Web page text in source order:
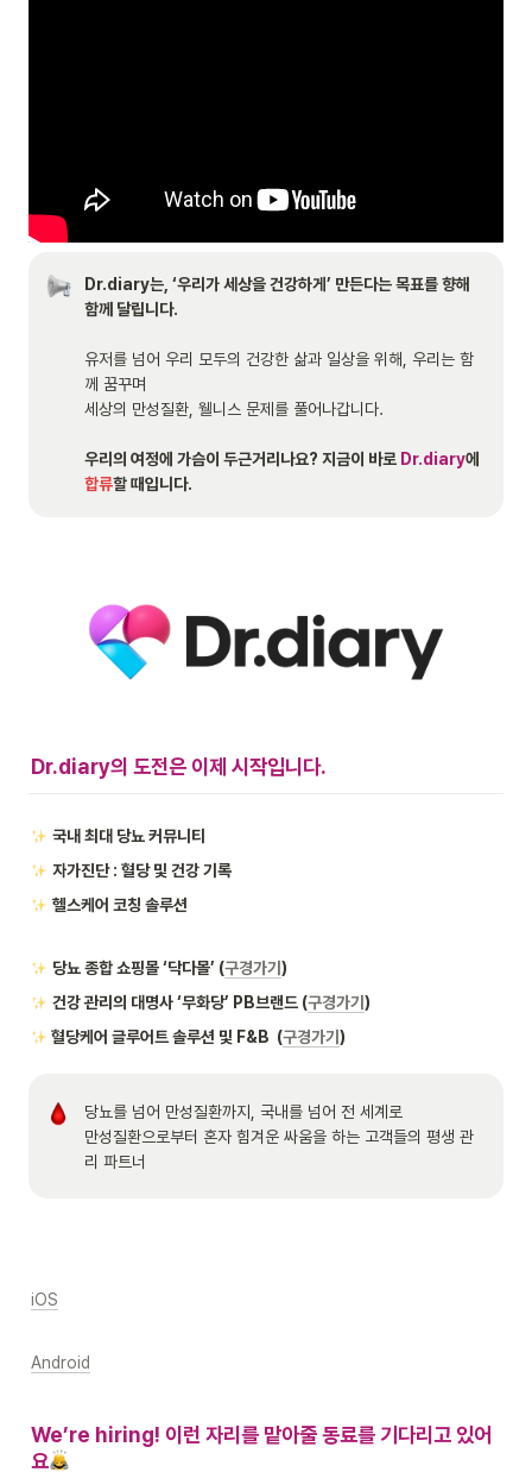
Dr.diary는, ‘우리가 세상을 건강하게’ 만든다는 목표를 향해
유저를 넘어 우리 모두의 건강한 삶과 일상을 위해, 우리는 함
께 꿈꾸며
세상의 만성질환, 웰니스 문제를 풀어나갑니다.
우리의 여정에 가슴이 두근거리나요? 지금이 바로 Dr.diary
합류할 때입니다.
Dr.diary의 도전은 이제 시작입니다.
국내 최대 당뇨 커뮤니티
자가진단 : 혈당 및 건강 기록
헬스케어 코칭 솔루션
당뇨 종합 쇼핑몰 ‘닥다몰’ (구경가기 )
건강 관리의 대명사 ‘무화당’ PB브랜드 (구경가기 )
혈당케어 글루어트 솔루션 및 F&B  (구경가기 )
당뇨를 넘어 만성질환까지, 국내를 넘어 전 세계로
만성질환으로부터 혼자 힘겨운 싸움을 하는 고객들의 평생 관
리 파트너
iOS
Android
We’re hiring! 이런 자리를 맡아줄 동료를 기다리고 있어
요